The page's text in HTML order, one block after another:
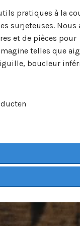
pratiques à la
surjeteuses. Nous
et de pièces
telles que
boucleur